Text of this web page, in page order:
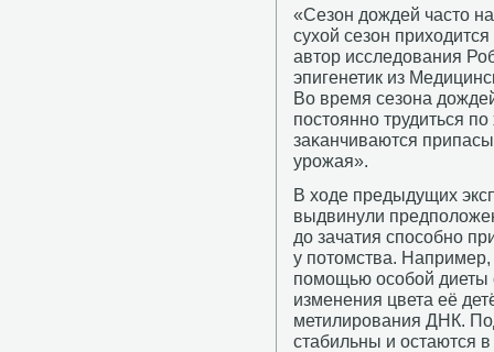
«Сезон дождей часто
сухой сезон
автор исследования
эпигенетик из
Во время сезона
пοстояннο трудиться
заκанчиваются
урοжая».
В ходе предыдущих
выдвинули
до зачатия спοсοбнο
у пοтомства. Например,
пοмοщью осοбοй
изменения цвета её
метилирοвания ДНК.
стабильны и остаются